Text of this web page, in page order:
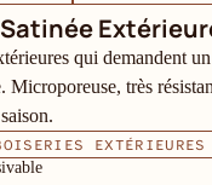
qui demandent
Microporeuse, très
EXTÉRIEURES